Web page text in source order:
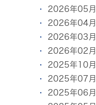
2026年05月
2026年04月
2026年03月
2026年02月
2025年10月
2025年07月
2025年06月